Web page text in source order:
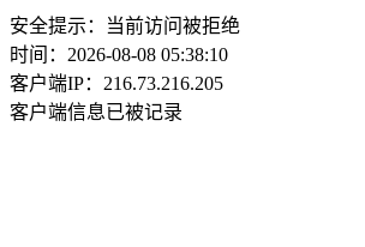
安全提示：当前访问被拒绝
时间：2026-08-08 05:38:10
客户端IP：216.73.216.205
客户端信息已被记录